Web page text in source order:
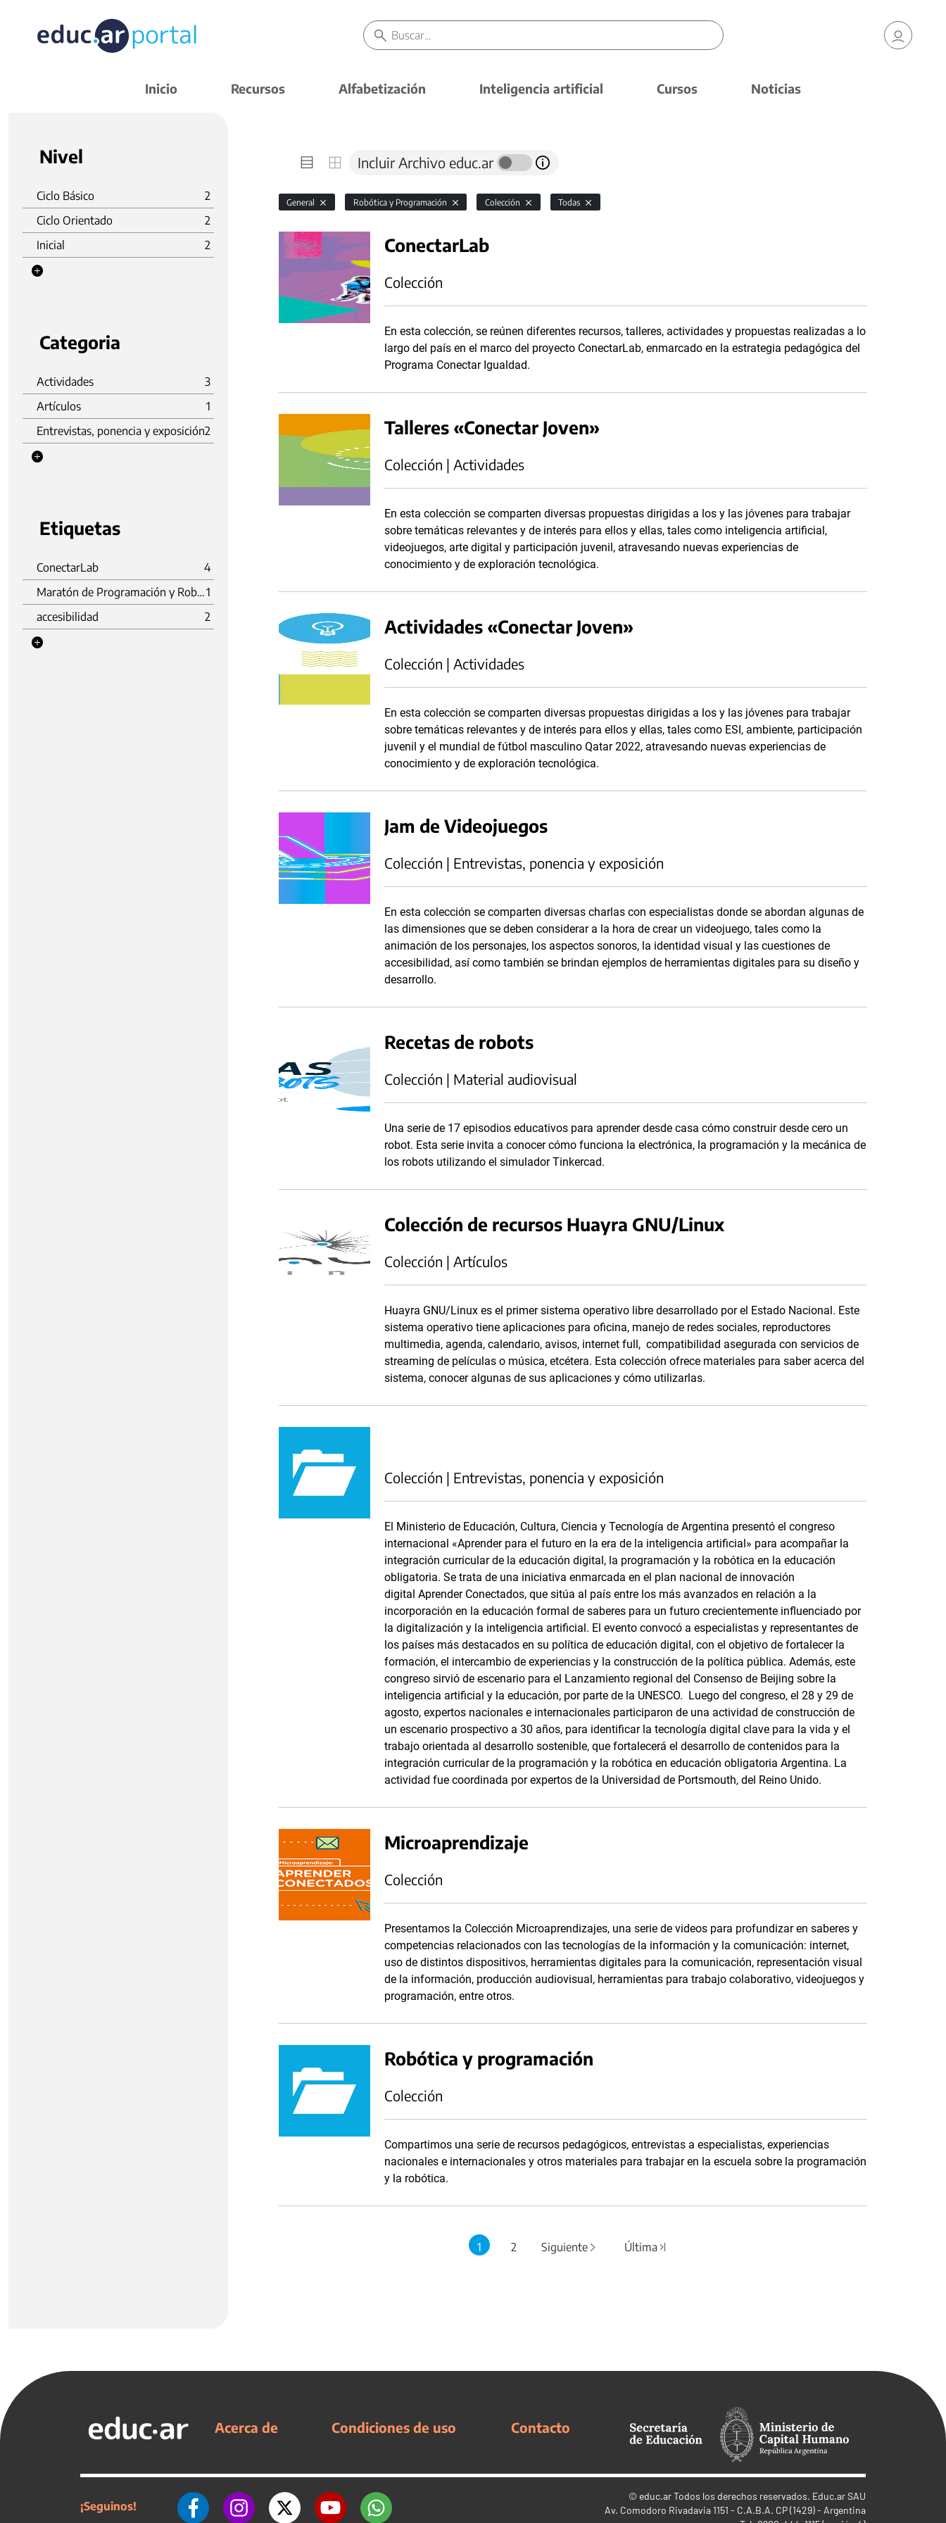
Inicio Recursos Alfabetización Inteligencia artificial Cursos Noticias
Nivel
Ciclo Básico
2
Ciclo Orientado
2
Inicial
2
Categoria
Actividades
3
Artículos
1
Entrevistas, ponencia y exposición2
Etiquetas
ConectarLab
4
Maratón de Programación y Robótica1
accesibilidad
2
Incluir Archivo educ.ar
General Robótica y Programación Colección Todas
ConectarLab
Colección
En esta colección, se reúnen diferentes recursos, talleres, actividades y propuestas realizadas a lo
largo del país en el marco del proyecto ConectarLab, enmarcado en la estrategia pedagógica del
Programa Conectar Igualdad.
Talleres «Conectar Joven»
Colección | Actividades
En esta colección se comparten diversas propuestas dirigidas a los y las jóvenes para trabajar
sobre temáticas relevantes y de interés para ellos y ellas, tales como inteligencia artificial,
videojuegos, arte digital y participación juvenil, atravesando nuevas experiencias de
conocimiento y de exploración tecnológica.
Actividades «Conectar Joven»
Colección | Actividades
En esta colección se comparten diversas propuestas dirigidas a los y las jóvenes para trabajar
sobre temáticas relevantes y de interés para ellos y ellas, tales como ESI, ambiente, participación
juvenil y el mundial de fútbol masculino Qatar 2022, atravesando nuevas experiencias de
conocimiento y de exploración tecnológica.
Jam de Videojuegos
Colección | Entrevistas, ponencia y exposición
En esta colección se comparten diversas charlas con especialistas donde se abordan algunas de
las dimensiones que se deben considerar a la hora de crear un videojuego, tales como la
animación de los personajes, los aspectos sonoros, la identidad visual y las cuestiones de
accesibilidad, así como también se brindan ejemplos de herramientas digitales para su diseño y
desarrollo.
Recetas de robots
Colección | Material audiovisual
Una serie de 17 episodios educativos para aprender desde casa cómo construir desde cero un
robot. Esta serie invita a conocer cómo funciona la electrónica, la programación y la mecánica de
los robots utilizando el simulador Tinkercad.
Colección de recursos Huayra GNU/Linux
Colección | Artículos
Huayra GNU/Linux es el primer sistema operativo libre desarrollado por el Estado Nacional. Este
sistema operativo tiene aplicaciones para oficina, manejo de redes sociales, reproductores
multimedia, agenda, calendario, avisos, internet full, compatibilidad asegurada con servicios de
streaming de películas o música, etcétera. Esta colección ofrece materiales para saber acerca del
sistema, conocer algunas de sus aplicaciones y cómo utilizarlas.
Colección | Entrevistas, ponencia y exposición
El Ministerio de Educación, Cultura, Ciencia y Tecnología de Argentina presentó el congreso
internacional «Aprender para el futuro en la era de la inteligencia artificial» para acompañar la
integración curricular de la educación digital, la programación y la robótica en la educación
obligatoria. Se trata de una iniciativa enmarcada en el plan nacional de innovación
digital Aprender Conectados, que sitúa al país entre los más avanzados en relación a la
incorporación en la educación formal de saberes para un futuro crecientemente influenciado por
la digitalización y la inteligencia artificial. El evento convocó a especialistas y representantes de
los países más destacados en su política de educación digital, con el objetivo de fortalecer la
formación, el intercambio de experiencias y la construcción de la política pública. Además, este
congreso sirvió de escenario para el Lanzamiento regional del Consenso de Beijing sobre la
inteligencia artificial y la educación, por parte de la UNESCO. Luego del congreso, el 28 y 29 de
agosto, expertos nacionales e internacionales participaron de una actividad de construcción de
un escenario prospectivo a 30 años, para identificar la tecnología digital clave para la vida y el
trabajo orientada al desarrollo sostenible, que fortalecerá el desarrollo de contenidos para la
integración curricular de la programación y la robótica en educación obligatoria Argentina. La
actividad fue coordinada por expertos de la Universidad de Portsmouth, del Reino Unido.
Microaprendizaje
Colección
Presentamos la Colección Microaprendizajes, una serie de videos para profundizar en saberes y
competencias relacionados con las tecnologías de la información y la comunicación: internet,
uso de distintos dispositivos, herramientas digitales para la comunicación, representación visual
de la información, producción audiovisual, herramientas para trabajo colaborativo, videojuegos y
programación, entre otros.
Robótica y programación
Colección
Compartimos una serie de recursos pedagógicos, entrevistas a especialistas, experiencias
nacionales e internacionales y otros materiales para trabajar en la escuela sobre la programación
y la robótica.
1 2 Siguiente Última
Acerca de Condiciones de uso Contacto
¡Seguinos!
© educ.arTodos los derechos reservados. Educ.ar SAU
Av. Comodoro Rivadavia 1151 - C.A.B.A. CP (1429) - Argentina